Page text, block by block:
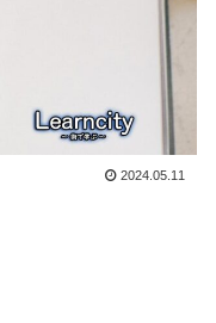
2024.05.11